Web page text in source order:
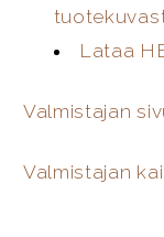
Lataa
Valmistajan
Valmistajan